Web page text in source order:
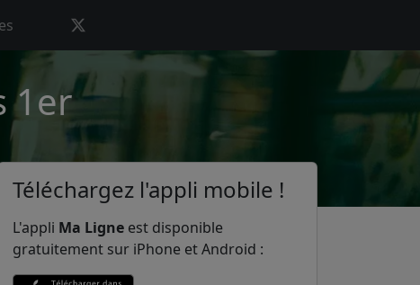
1er
Téléchargez l'appli mobile !
L'appli Ma Ligne est disponible
gratuitement sur iPhone et Android :